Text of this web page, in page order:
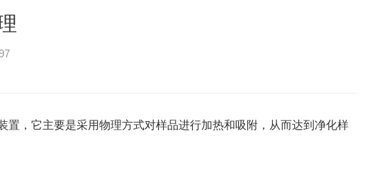
置，它主要是采用物理方式对样品进行加热和吸附，从而达到净化样